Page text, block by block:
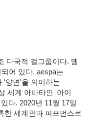
다국적 걸그룹이다. 멤
어 있다. aespa는
'양면'을 의미하는
세계 아바타인 '아이
다. 2020년 11월 17일
한 세계관과 퍼포먼스로